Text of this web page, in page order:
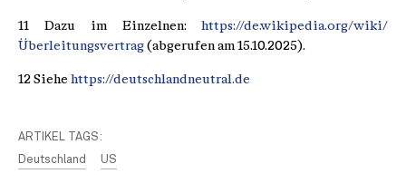
11 Dazu im Einzelnen: https://de.wikipedia.org/wiki/
Überleitungsvertrag (abgerufen am 15.10.2025).
12 Siehe https://deutschlandneutral.de
ARTIKEL TAGS:
Deutschland
US